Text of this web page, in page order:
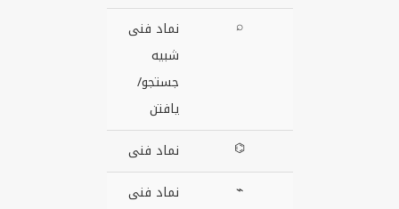
⌕
نماد فنی
شبیه
جستجو/
یافتن
⌬ نماد فنی
⌁ نماد فنی